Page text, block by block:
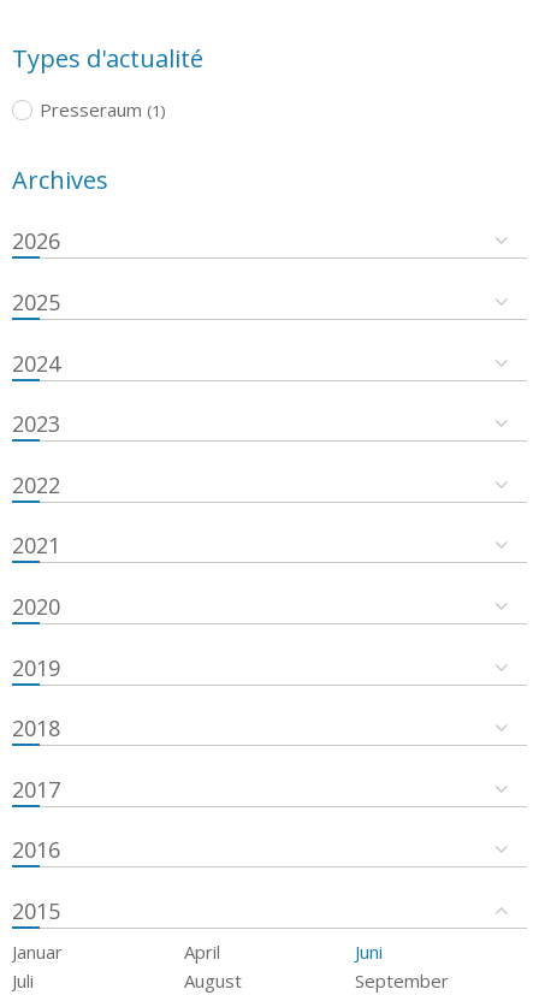
Types d'actualité
Presseraum (1)
Archives
2026
2025
2024
2023
2022
2021
2020
2019
2018
2017
2016
2015
Januar April
Juni
Juli
August
September